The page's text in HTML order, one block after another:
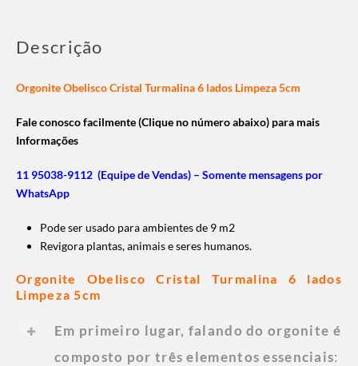
Descrição
Orgonite Obelisco Cristal Turmalina 6 lados Limpeza 5cm
Fale conosco facilmente (Clique no número abaixo) para mais
Informações
11 95038-9112 (Equipe de Vendas) – Somente mensagens por
WhatsApp
Pode ser usado para ambientes de 9 m2
Revigora plantas, animais e seres humanos.
Orgonite Obelisco Cristal Turmalina 6 lados
Limpeza 5cm
Em primeiro lugar, falando do orgonite é
composto por três elementos essenciais: